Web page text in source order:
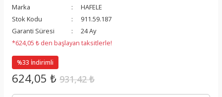
Marka
HAFELE
Stok Kodu
911.59.187
Garanti Süresi
24 Ay
*624,05 ₺ den başlayan taksitlerle!
%33 İndirimli
624,05 ₺ 931,42 ₺